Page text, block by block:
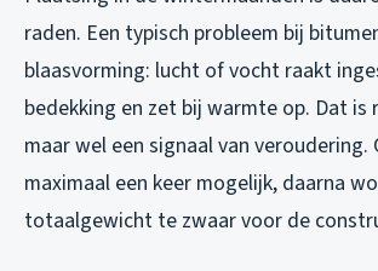
raden. Een typisch probleem bij
blaasvorming: lucht of vocht raakt
bedekking en zet bij warmte op. Dat is
maar wel een signaal van veroudering.
maximaal een keer mogelijk, daarna
totaalgewicht te zwaar voor de